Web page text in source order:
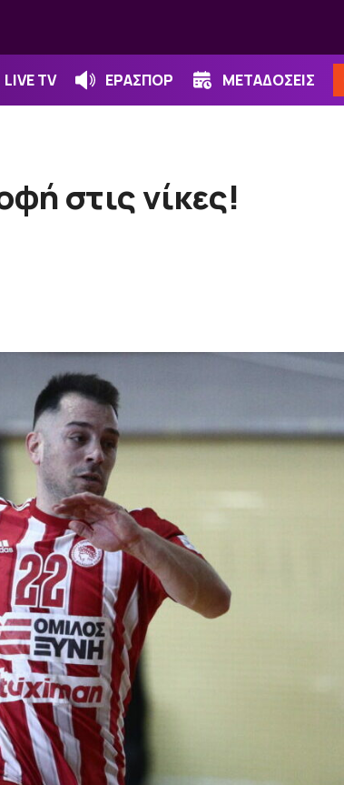
LIVE TV ΕΡΑΣΠΟΡ ΜΕΤΑΔΟΣΕΙΣ
στις νίκες!